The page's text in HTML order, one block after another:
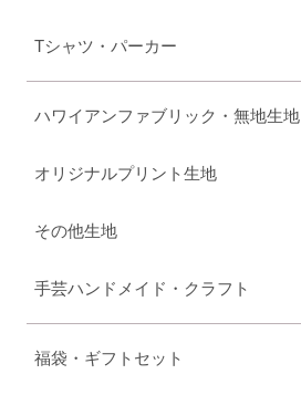
Tシャツ・パーカー
ハワイアンファブリック・無地生地
オリジナルプリント生地
その他生地
手芸ハンドメイド・クラフト
福袋・ギフトセット